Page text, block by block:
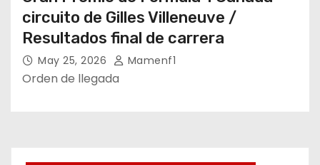
circuito de Gilles Villeneuve /
Resultados final de carrera
May 25, 2026 Mamenf1
Orden de llegada